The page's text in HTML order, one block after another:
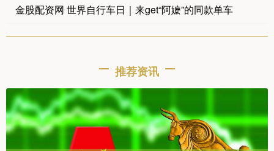
金股配资网 世界自行车日｜来get“阿嬷”的同款单车
推荐资讯